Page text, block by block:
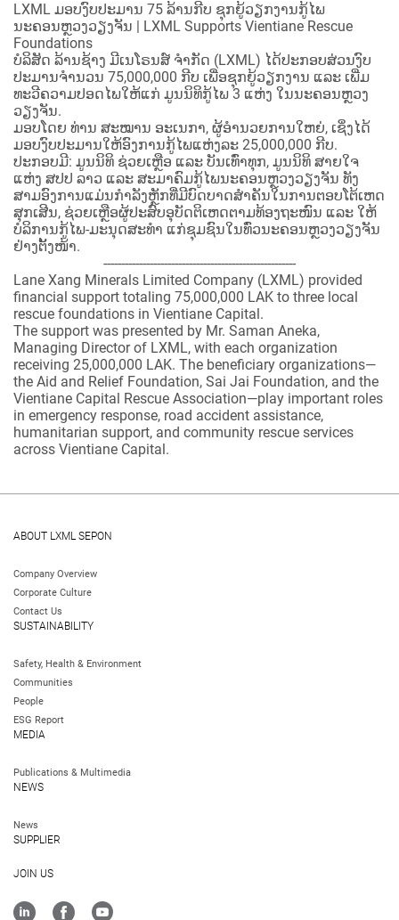
LXML ມອບງົບປະມານ 75 ລ້ານກີບ ຊຸກຍູ້ວຽກງານກູ້ໄພ
ນະຄອນຫຼວງວຽງຈັນ | LXML Supports Vientiane Rescue
Foundations
ບໍລິສັດ ລ້ານຊ້າງ ມີເນໂຣນສ໌ ຈຳກັດ (LXML) ໄດ້ປະກອບສ່ວນງົບ
ປະມານຈຳນວນ 75,000,000 ກີບ ເພື່ອຊຸກຍູ້ວຽກງານ ແລະ ເພີ່ມ
ທະວີຄວາມປອດໄພໃຫ້ແກ່ ມູນນິທິກູ້ໄພ 3 ແຫ່ງ ໃນນະຄອນຫຼວງ
ວຽງຈັນ.
ມອບໂດຍ ທ່ານ ສະໝານ ອະເນກາ, ຜູ້ອໍານວຍການໃຫຍ່, ເຊິ່ງໄດ້
ມອບງົບປະມານໃຫ້ອົງການກູ້ໄພແຫ່ງລະ 25,000,000 ກີບ.
ປະກອບມີ: ມູນນິທິ ຊ່ວຍເຫຼືອ ແລະ ບັນເທົ່າທຸກ, ມູນນິທິ ສາຍໃຈ
ແຫ່ງ ສປປ ລາວ ແລະ ສະມາຄົມກູ້ໄພນະຄອນຫຼວງວຽງຈັນ ທັງ
ສາມອົງການແມ່ນກຳລັງຫຼັກທີ່ມີບົດບາດສຳຄັນໃນການຕອບໂຕ້ເຫດ
ສຸກເສີນ, ຊ່ວຍເຫຼືອຜູ້ປະສົບອຸບັດຕິເຫດຕາມທ້ອງຖະໜົນ ແລະ ໃຫ້
ບໍລິການກູ້ໄພ-ມະນຸດສະທຳ ແກ່ຊຸມຊົນໃນທົ່ວນະຄອນຫຼວງວຽງຈັນ
ຢ່າງຕັ້ງໜ້າ.
------------------------------------------------------
Lane Xang Minerals Limited Company (LXML) provided
financial support totaling 75,000,000 LAK to three local
rescue foundations in Vientiane Capital.
The support was presented by Mr. Saman Aneka,
Managing Director of LXML, with each organization
receiving 25,000,000 LAK. The beneficiary organizations—
the Aid and Relief Foundation, Sai Jai Foundation, and the
Vientiane Capital Rescue Association—play important roles
in emergency response, road accident assistance,
humanitarian support, and community rescue services
across Vientiane Capital.
ABOUT LXML SEPON
Company Overview
Corporate Culture
Contact Us
SUSTAINABILITY
Safety, Health & Environment
Communities
People
ESG Report
MEDIA
Publications & Multimedia
NEWS
News
SUPPLIER
JOIN US